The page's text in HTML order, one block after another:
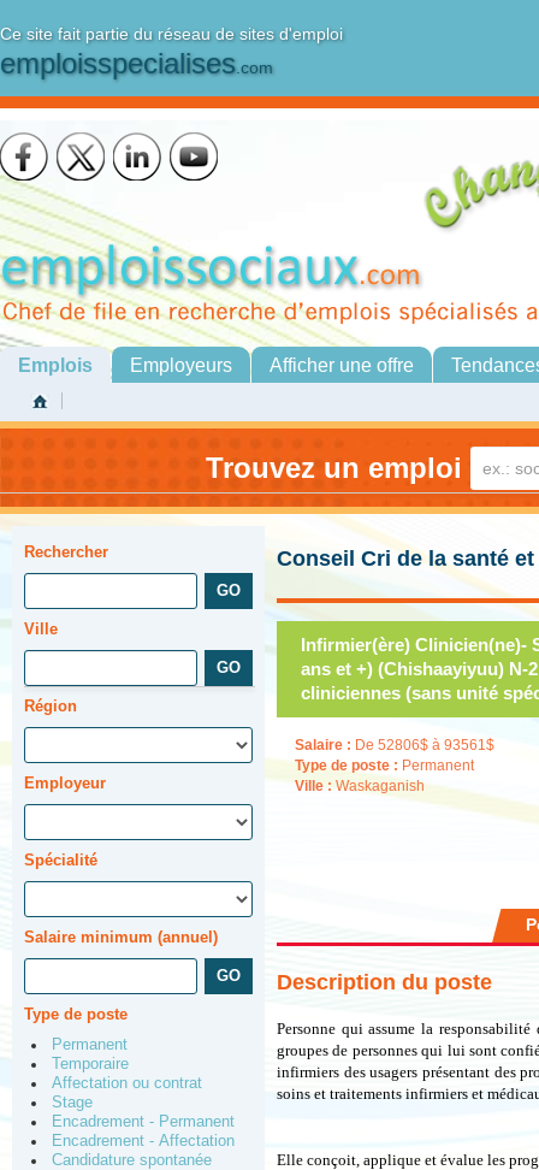
Ce site fait partie du réseau de sites d'emploi
emploisspecialises.com
Emplois Employeurs Afficher une offre
Trouvez un emploi
Rechercher
Ville
Région
Employeur
Spécialité
Salaire minimum (annuel)
Type de poste
Permanent
Temporaire
Affectation ou contrat
Stage
Encadrement - Permanent
Encadrement - Affectation
Candidature spontanée
Conseil Cri de la santé
Infirmier(ère) Clinicien(ne)-
ans et +) (Chishaayiyuu) N-
cliniciennes (sans unité
Salaire : De 52806$ à 93561$
Type de poste : Permanent
Ville :Waskaganish
Description du poste
Personne qui assume la
groupes de personnes qui lui sont
infirmiers des usagers présentant des
soins et traitements infirmiers et
Elle conçoit, applique et évalue les